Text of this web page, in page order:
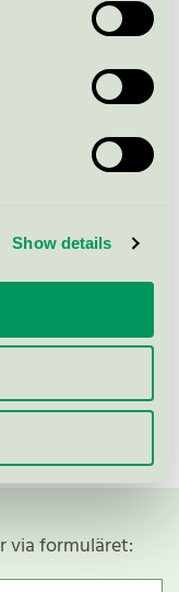
Show details
via formuläret: